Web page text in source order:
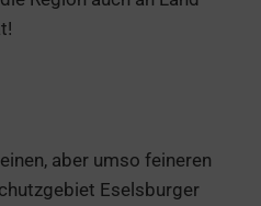
aber umso feineren
Eselsburger